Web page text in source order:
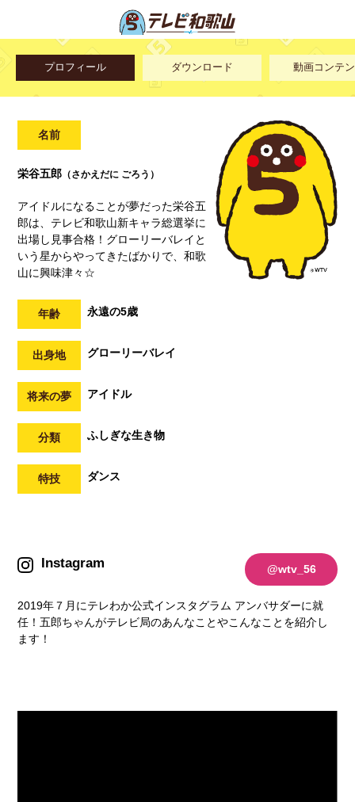
プロフィール ダウンロード 動画コンテ
名前
栄谷五郎 （さかえだに ごろう）
アイドルになることが夢だった栄谷五
郎は、テレビ和歌山新キャラ総選挙に
出場し見事合格！グローリーバレイと
いう星からやってきたばかりで、和歌
山に興味津々☆
年齢 永遠の5歳
出身地 グローリーバレイ
将来の夢 アイドル
分類 ふしぎな生き物
特技 ダンス
Instagram @wtv_56
2019年７月にテレわか公式インスタグラム アンバサダーに就
任！五郎ちゃんがテレビ局のあんなことやこんなことを紹介し
ます！